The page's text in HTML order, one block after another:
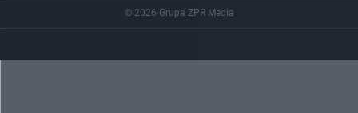
© 2026 Grupa ZPR Media